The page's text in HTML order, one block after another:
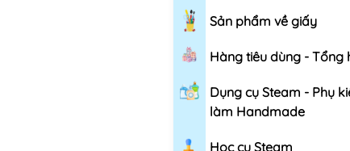
Sản phẩm về giấy
Hàng tiêu dùng - Tổng
Dụng cụ Steam - Phụ
làm Handmade
Học cụ Steam